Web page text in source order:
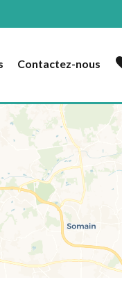
Contactez-nous